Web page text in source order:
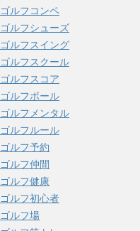
ゴルフコンペ
ゴルフシューズ
ゴルフスイング
ゴルフスクール
ゴルフスコア
ゴルフボール
ゴルフメンタル
ゴルフルール
ゴルフ予約
ゴルフ仲間
ゴルフ健康
ゴルフ初心者
ゴルフ場